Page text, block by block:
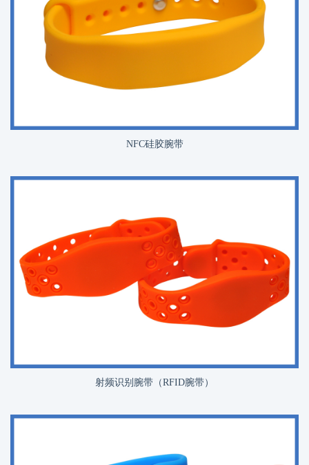
NFC硅胶腕带
射频识别腕带（RFID腕带）